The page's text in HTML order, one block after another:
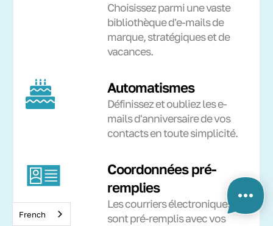
Choisissez parmi une vaste
bibliothèque d'e-mails de
marque, stratégiques et de
vacances.
Automatismes
Définissez et oubliez les e-
mails d'anniversaire de vos
contacts en toute simplicité.
Coordonnées pré-
remplies
Les courriers électroniques
sont pré-remplis avec vos
French